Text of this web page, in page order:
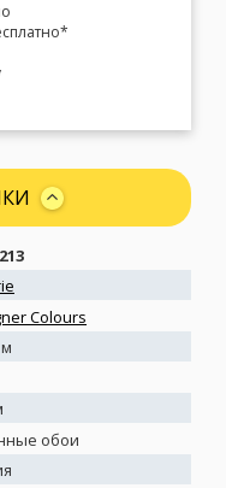
Colours
обои